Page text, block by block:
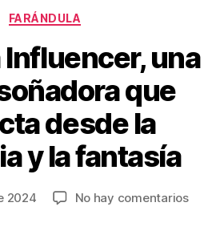
Categorías
FARÁNDULA
una
que
desde la
y la fantasía
2024 No hay comentariosen